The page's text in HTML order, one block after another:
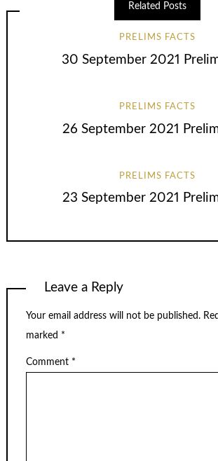
Related Posts
PRELIMS FACTS
30 September 2021
PRELIMS FACTS
26 September 2021
PRELIMS FACTS
23 September 2021
Leave a Reply
Your email address will not be published.
marked *
Comment *